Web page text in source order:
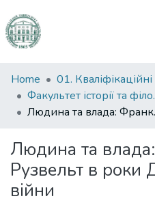
Communities
&
Collections
Statistics
Home
Людина та
Людина та
Рузвельт в роки
війни